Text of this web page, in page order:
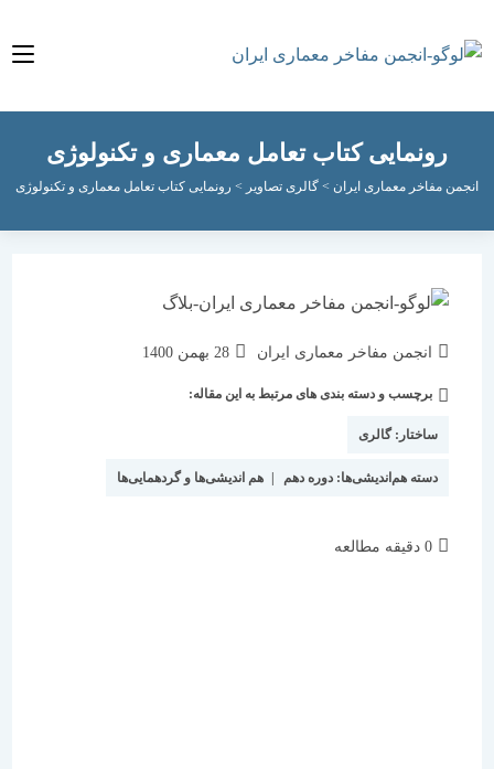
رونمایی کتاب تعامل معماری و تکنولوژی
مفاخر معماری ایران > گالری تصاویر>رونمایی کتاب تعامل معماری و تکنولوژی
انجمن مفاخر معماری ایران
نوشته
شده
28 بهمن 1400
برچسب و دسته بندی های مرتبط به این مقاله:
ساختار:گالری
دسته هم‌اندیشی‌ها:دوره دهم | هم اندیشی‌ها و گردهمایی‌ها